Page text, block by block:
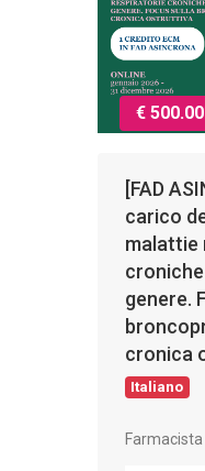
€ 500.00
[FAD
carico
malattie
genere.
cronica
Italiano
Farmacista